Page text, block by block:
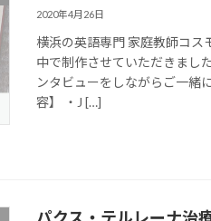
2020年4月26日
横浜の英語専門 家庭教師コス
中で制作させていただきまし
ンタビューをしながらご一緒
容】 ・J […]
パクス・テルレーナ治